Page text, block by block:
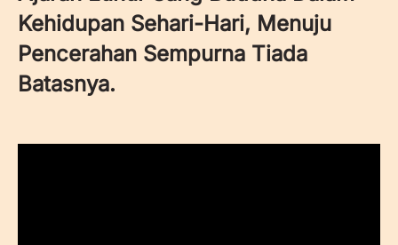
Kehidupan Sehari-Hari, Menuju
Pencerahan Sempurna Tiada
Batasnya.